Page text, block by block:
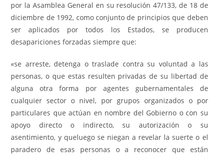
por la Asamblea General en su resolución 47/133, de 18 de
diciembre de 1992, como conjunto de principios que deben
ser aplicados por todos los Estados, se producen
desapariciones forzadas siempre que:
«se arreste, detenga o traslade contra su voluntad a las
personas, o que estas resulten privadas de su libertad de
alguna otra forma por agentes gubernamentales de
cualquier sector o nivel, por grupos organizados o por
particulares que actúan en nombre del Gobierno o con su
apoyo directo o indirecto, su autorización o su
asentimiento, y queluego se niegan a revelar la suerte o el
paradero de esas personas o a reconocer que están